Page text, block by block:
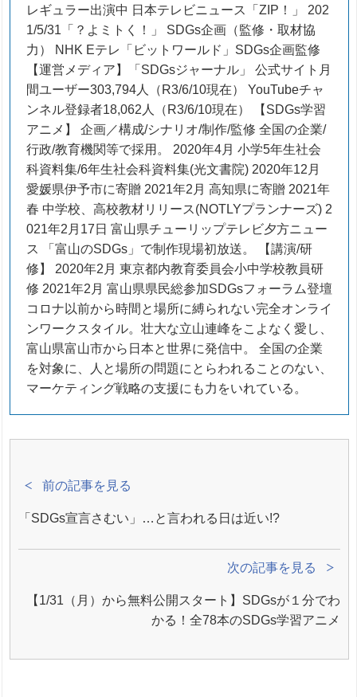
レギュラー出演中 日本テレビニュース「ZIP！」 202
1/5/31「？よミトく！」 SDGs企画（監修・取材協
力） NHK Eテレ「ビットワールド」SDGs企画監修
【運営メディア】「SDGsジャーナル」 公式サイト月
間ユーザー303,794人（R3/6/10現在） YouTubeチャ
ンネル登録者18,062人（R3/6/10現在） 【SDGs学習
アニメ】 企画／構成/シナリオ/制作/監修 全国の企業/
行政/教育機関等で採用。 2020年4月 小学5年生社会
科資料集/6年生社会科資料集(光文書院) 2020年12月
愛媛県伊予市に寄贈 2021年2月 高知県に寄贈 2021年
春 中学校、高校教材リリース(NOTLYプランナーズ) 2
021年2月17日 富山県チューリップテレビ夕方ニュー
ス 「富山のSDGs」で制作現場初放送。 【講演/研
修】 2020年2月 東京都内教育委員会小中学校教員研
修 2021年2月 富山県県民総参加SDGsフォーラム登壇
コロナ以前から時間と場所に縛られない完全オンライ
ンワークスタイル。壮大な立山連峰をこよなく愛し、
富山県富山市から日本と世界に発信中。 全国の企業
を対象に、人と場所の問題にとらわれることのない、
マーケティング戦略の支援にも力をいれている。
前の記事を見る
「SDGs宣言さむい」…と言われる日は近い!?
次の記事を見る
【1/31（月）から無料公開スタート】SDGsが１分でわ
かる！全78本のSDGs学習アニメ